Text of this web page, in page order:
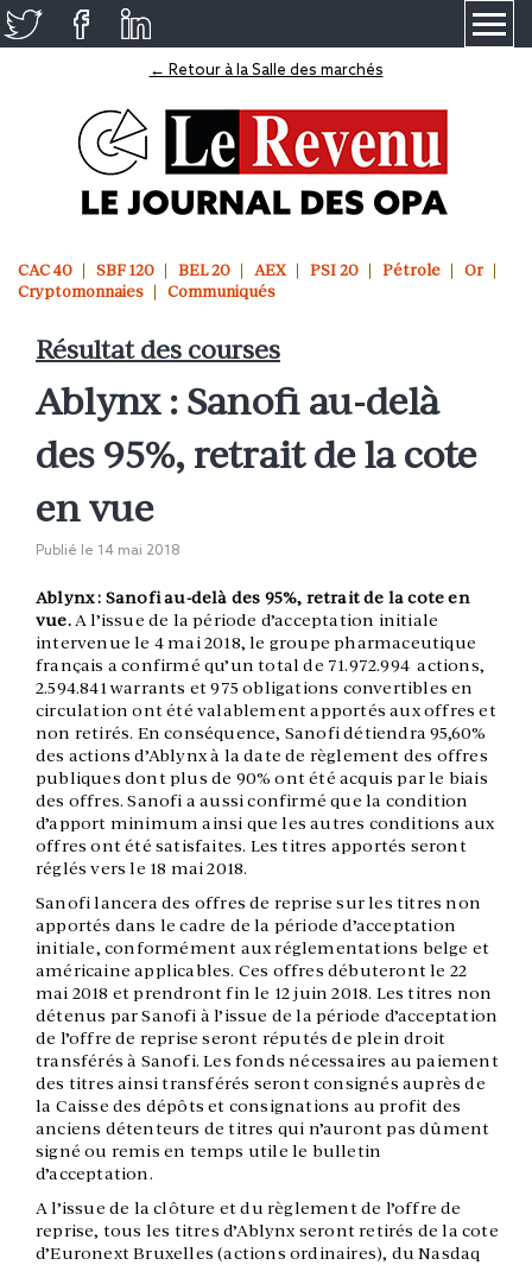
← Retour à la Salle des marchés
CAC 40 SBF 120 BEL 20 AEX PSI 20 Pétrole
Or
Cryptomonnaies
Communiqués
Résultat des courses
Ablynx : Sanofi au-delà
des 95%, retrait de la cote
en vue
Publié le 14 mai 2018
Ablynx : Sanofi au-delà des 95%, retrait de la cote en
vue.A l’issue de la période d’acceptation initiale
intervenue le 4 mai 2018, le groupe pharmaceutique
français a confirmé qu’un total de 71.972.994 actions,
2.594.841 warrants et 975 obligations convertibles en
circulation ont été valablement apportés aux offres et
non retirés. En conséquence, Sanofi détiendra 95,60%
des actions d’Ablynx à la date de règlement des offres
publiques dont plus de 90% ont été acquis par le biais
des offres. Sanofi a aussi confirmé que la condition
d’apport minimum ainsi que les autres conditions aux
offres ont été satisfaites. Les titres apportés seront
réglés vers le 18 mai 2018.
Sanofi lancera des offres de reprise sur les titres non
apportés dans le cadre de la période d’acceptation
initiale, conformément aux réglementations belge et
américaine applicables. Ces offres débuteront le 22
mai 2018 et prendront fin le 12 juin 2018. Les titres non
détenus par Sanofi à l’issue de la période d’acceptation
de l’offre de reprise seront réputés de plein droit
transférés à Sanofi. Les fonds nécessaires au paiement
des titres ainsi transférés seront consignés auprès de
la Caisse des dépôts et consignations au profit des
anciens détenteurs de titres qui n’auront pas dûment
signé ou remis en temps utile le bulletin
d’acceptation.
A l’issue de la clôture et du règlement de l’offre de
reprise, tous les titres d’Ablynx seront retirés de la cote
d’Euronext Bruxelles (actions ordinaires), du Nasdaq